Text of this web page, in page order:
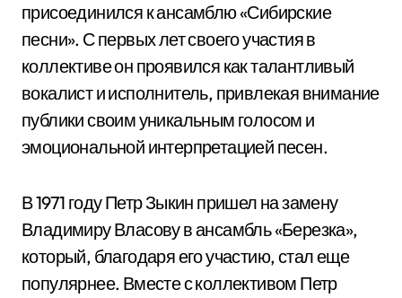
присоединился к ансамблю «Сибирские
песни». С первых лет своего участия в
коллективе он проявился как талантливый
вокалист и исполнитель, привлекая внимание
публики своим уникальным голосом и
эмоциональной интерпретацией песен.
В 1971 году Петр Зыкин пришел на замену
Владимиру Власову в ансамбль «Березка»,
который, благодаря его участию, стал еще
популярнее. Вместе с коллективом Петр